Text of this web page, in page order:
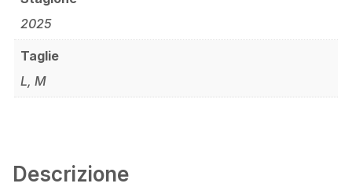
2025
Taglie
L, M
Descrizione